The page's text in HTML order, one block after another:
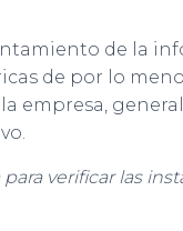
de la
de por lo
empresa,
verificar las